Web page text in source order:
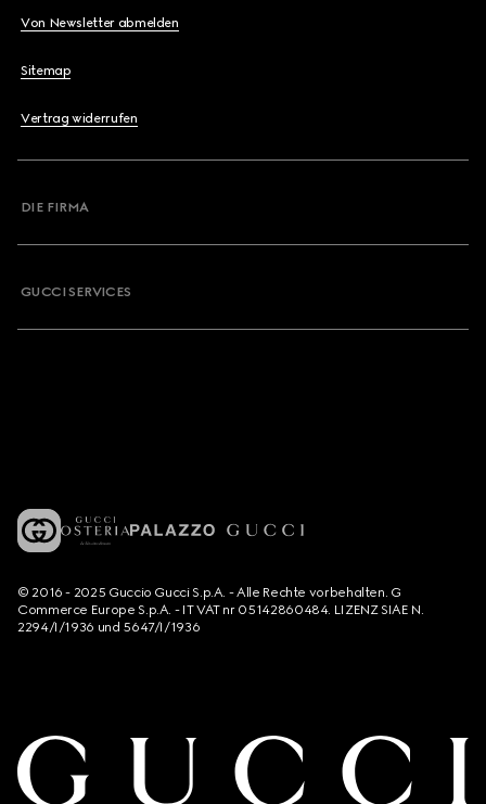
Von Newsletter abmelden
Sitemap
Vertrag widerrufen
DIE FIRMA
GUCCI SERVICES
© 2016 - 2025 Guccio Gucci S.p.A. - Alle Rechte vorbehalten. G
Commerce Europe S.p.A. - IT VAT nr 05142860484. LIZENZ SIAE N.
2294/I/1936 und 5647/I/1936